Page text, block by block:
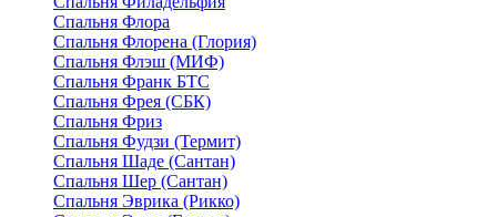
Спальня Флора
Спальня Флорена (Глория)
Спальня Флэш (МИФ)
Спальня Франк БТС
Спальня Фрея (СБК)
Спальня Фриз
Спальня Фудзи (Термит)
Спальня Шаде (Сантан)
Спальня Шер (Сантан)
Спальня Эврика (Рикко)